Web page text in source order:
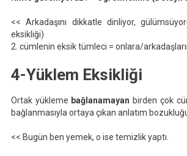
<< Arkadaşını dikkatle dinliyor,
eksikliği)
2. cümlenin eksik tümleci = onlara/
4-Yüklem Eksikliği
Ortak yükleme bağlanamayan birden çok
bağlanmasıyla ortaya çıkan anlatım
<< Bugün ben yemek, o ise temizlik yaptı.